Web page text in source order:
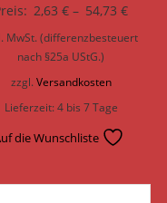
2,63€ – 54,73€
MwSt. (differenzbesteuert
nach §25a UStG.)
zzgl. Versandkosten
Lieferzeit:4 bis 7 Tage
die Wunschliste